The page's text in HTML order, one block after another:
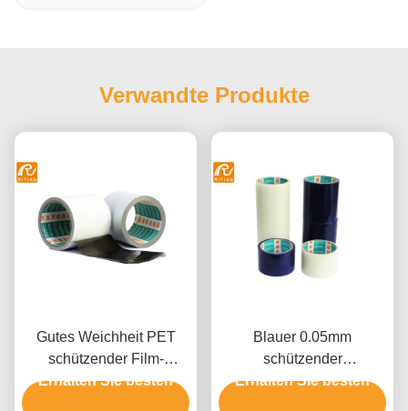
Verwandte Produkte
Gutes Weichheit PET
schützender Film-
Schwarzweiss-
Erhalten Sie besten
Blauer 0.05mm
schützender
Aluminiumfilm für
Erhalten Sie besten